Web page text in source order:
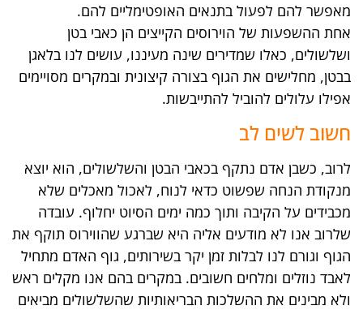
מאפשר להם לפעול בתנאים האופטימליים להם.
אחת ההשפעות של הוירוסים הקייצים הן כאבי בטן
ושלשולים, כאלו שמדירים שינה מעיננו, עושים לנו בלאגן
בבטן, מחלישים את הגוף בצורה קיצונית ובמקרים מסויימים
אפילו עלולים להוביל להתייבשות.
חשוב לשים לב
לרוב, כשבן אדם נתקף בכאבי הבטן והשלשולים, הוא יוצא
מנקודת הנחה שפשוט כדאי לנוח, לאכול מאכלים שלא
מכבידים על הקיבה ותוך כמה ימים הסיוט יחלוף. עובדה
שלרוב אנו לא מודעים אליה היא שברגע שהווירוס תוקף את
הגוף וגורם לנו לבלות זמן יקר בשירותים, גוף האדם מתחיל
לאבד נוזלים ומלחים חשובים. במקרים בהם אנו מקלים ראש
ולא מבינים את ההשלכות הבריאותיות שהשלשולים מביאים